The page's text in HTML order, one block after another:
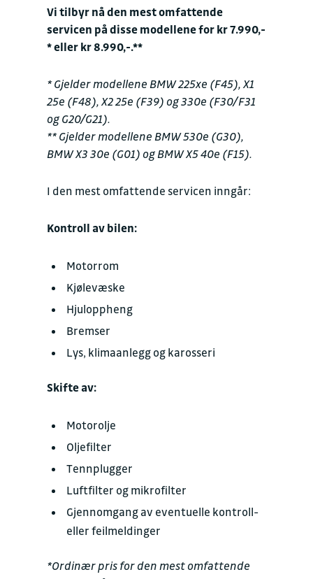
Vi tilbyr nå den mest omfattende
servicen på disse modellene for kr 7.990,-
* eller kr 8.990,-.**
* Gjelder modellene BMW 225xe (F45), X1
25e (F48), X2 25e (F39) og 330e (F30/F31
og G20/G21).
** Gjelder modellene BMW 530e (G30),
BMW X3 30e (G01) og BMW X5 40e (F15).
I den mest omfattende servicen inngår:
Kontroll av bilen:
Motorrom
Kjølevæske
Hjuloppheng
Bremser
Lys, klimaanlegg og karosseri
Skifte av:
Motorolje
Oljefilter
Tennplugger
Luftfilter og mikrofilter
Gjennomgang av eventuelle kontroll-
eller feilmeldinger
*Ordinær pris for den mest omfattende